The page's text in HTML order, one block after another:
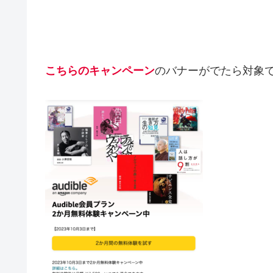
こちらのキャンペーンのバナーがでたら対象